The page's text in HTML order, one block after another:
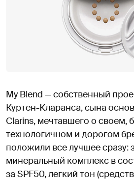
My Blend — собственный
Куртен-Кларанса, сына
Clarins, мечтавшего о своем,
технологичном и дорогом
положили все лучшее сразу:
минеральный комплекс в
за SPF50, легкий тон